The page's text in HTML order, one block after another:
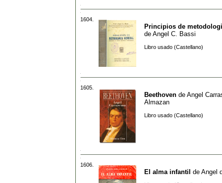
1604.
Principios de
de Angel C. Bassi
Libro usado (Castellano)
1605.
Beethoven de Angel
Almazan
Libro usado (Castellano)
1606.
El alma infantil de Angel